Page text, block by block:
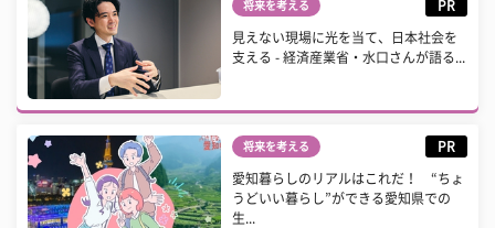
将来を考える PR
見えない現場に光を当て、日本社会を
支える - 経済産業省・水口さんが語る...
将来を考える PR
愛知暮らしのリアルはこれだ！ “ちょ
うどいい暮らし”ができる愛知県での
生...